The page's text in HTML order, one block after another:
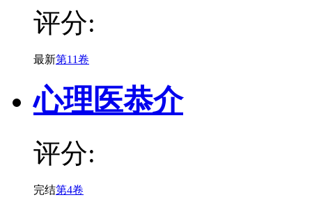
评分:
最新第11卷
心理医恭介
评分:
完结第4卷